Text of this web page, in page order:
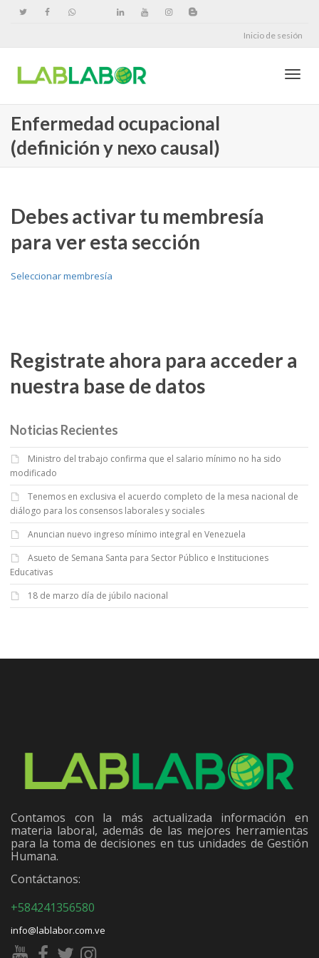
Inicio de sesión
Enfermedad ocupacional
(definición y nexo causal)
Debes activar tu membresía
para ver esta sección
Seleccionar membresía
Registrate ahora para acceder a
nuestra base de datos
Noticias Recientes
Ministro del trabajo confirma que el salario mínimo no ha sido
modificado
Tenemos en exclusiva el acuerdo completo de la mesa nacional de
diálogo para los consensos laborales y sociales
Anuncian nuevo ingreso mínimo integral en Venezuela
Asueto de Semana Santa para Sector Público e Instituciones
Educativas
18 de marzo día de júbilo nacional
Contamos con la más actualizada información en
materia laboral, además de las mejores herramientas
para la toma de decisiones en tus unidades de Gestión
Humana.
Contáctanos:
+584241356580
info@lablabor.com.ve